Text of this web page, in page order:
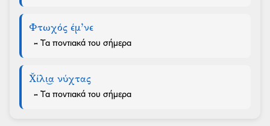
Φτωχός έμ’νε
- Τα ποντιακά του σήμερα
Χ̌ίλι͜α νύχτας
- Τα ποντιακά του σήμερα